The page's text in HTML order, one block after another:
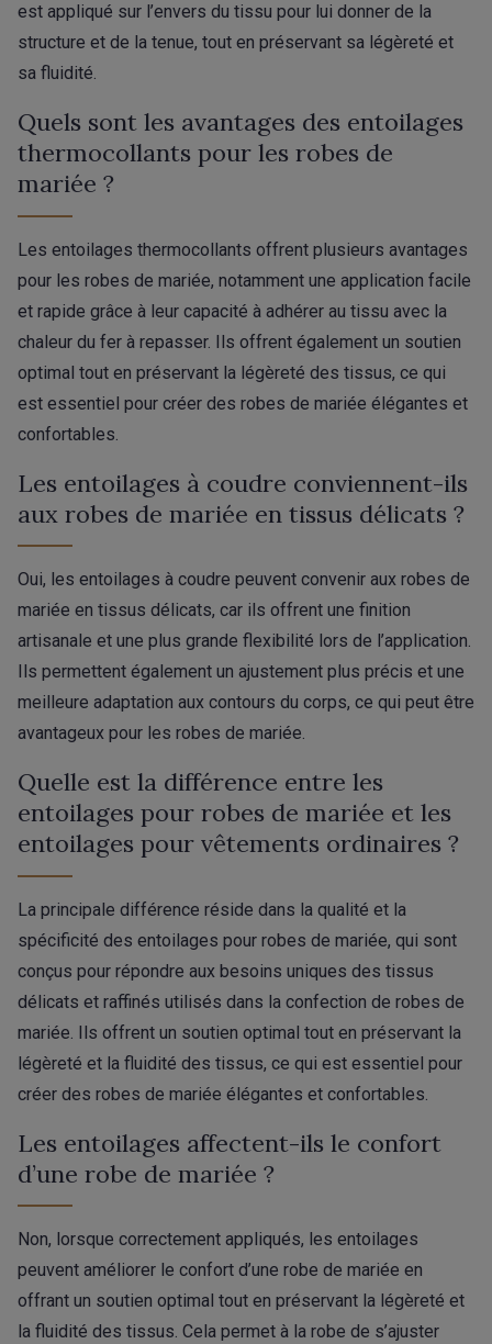
est appliqué sur l’envers du tissu pour lui donner de la
structure et de la tenue, tout en préservant sa légèreté et
sa fluidité.
Quels sont les avantages des entoilages
thermocollants pour les robes de
mariée ?
Les entoilages thermocollants offrent plusieurs avantages
pour les robes de mariée, notamment une application facile
et rapide grâce à leur capacité à adhérer au tissu avec la
chaleur du fer à repasser. Ils offrent également un soutien
optimal tout en préservant la légèreté des tissus, ce qui
est essentiel pour créer des robes de mariée élégantes et
confortables.
Les entoilages à coudre conviennent-ils
aux robes de mariée en tissus délicats ?
Oui, les entoilages à coudre peuvent convenir aux robes de
mariée en tissus délicats, car ils offrent une finition
artisanale et une plus grande flexibilité lors de l’application.
Ils permettent également un ajustement plus précis et une
meilleure adaptation aux contours du corps, ce qui peut être
avantageux pour les robes de mariée.
Quelle est la différence entre les
entoilages pour robes de mariée et les
entoilages pour vêtements ordinaires ?
La principale différence réside dans la qualité et la
spécificité des entoilages pour robes de mariée, qui sont
conçus pour répondre aux besoins uniques des tissus
délicats et raffinés utilisés dans la confection de robes de
mariée. Ils offrent un soutien optimal tout en préservant la
légèreté et la fluidité des tissus, ce qui est essentiel pour
créer des robes de mariée élégantes et confortables.
Les entoilages affectent-ils le confort
d’une robe de mariée ?
Non, lorsque correctement appliqués, les entoilages
peuvent améliorer le confort d’une robe de mariée en
offrant un soutien optimal tout en préservant la légèreté et
la fluidité des tissus. Cela permet à la robe de s’ajuster